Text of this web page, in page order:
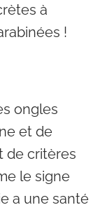
à
!
ongles
et de
de critères
le signe
a une santé